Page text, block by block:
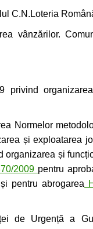
C.N.Loteria
vânzărilor.
privind
Normelor
și exploatarea
organizarea și
2009 pentru
pentru abrogarea
de Urgență a